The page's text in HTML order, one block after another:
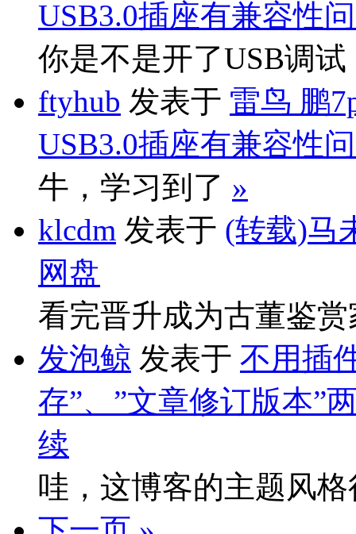
USB3.0插座有兼容性
你是不是开了USB调
ftyhub 发表于 雷鸟 鹏
USB3.0插座有兼容性
牛，学习到了 »
klcdm 发表于 (转载)马
网盘
看完晋升成为古董鉴
发泡鲸 发表于 不用插
存”、”文章修订版本”
续
哇，这博客的主题风